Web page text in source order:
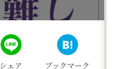
シェア ブックマーク